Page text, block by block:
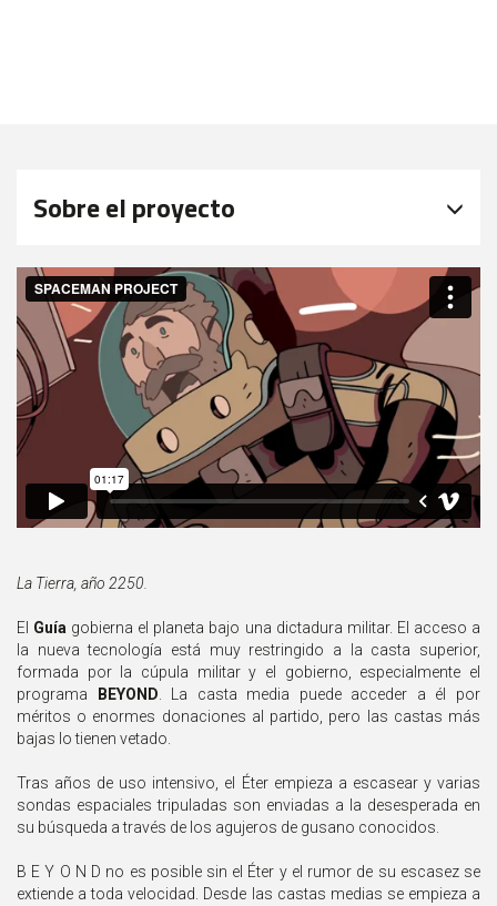
Sobre el proyecto
La Tierra, año 2250.
El Guía gobierna el planeta bajo una dictadura militar. El acceso a
la nueva tecnología está muy restringido a la casta superior,
formada por la cúpula militar y el gobierno, especialmente el
programa
BEYOND. La casta media puede acceder a él por
méritos o enormes donaciones al partido, pero las castas más
bajas lo tienen vetado.
Tras años de uso intensivo, el Éter empieza a escasear y varias
sondas espaciales tripuladas son enviadas a la desesperada en
su búsqueda a través de los agujeros de gusano conocidos.
B E Y O N D no es posible sin el Éter y el rumor de su escasez se
extiende a toda velocidad. Desde las castas medias se empieza a